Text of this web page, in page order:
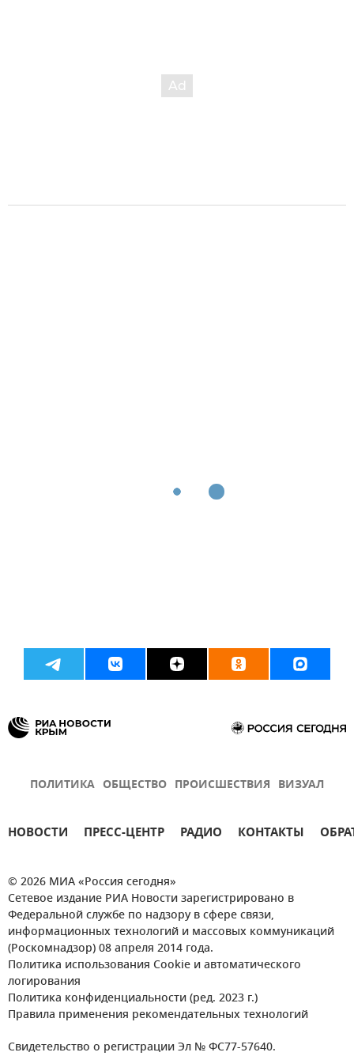
ПОЛИТИКА ОБЩЕСТВО ПРОИСШЕСТВИЯ ВИЗУАЛ
НОВОСТИ ПРЕСС-ЦЕНТР РАДИО КОНТАКТЫ
© 2026 МИА «Россия сегодня»
Сетевое издание РИА Новости зарегистрировано в
Федеральной службе по надзору в сфере связи,
информационных технологий и массовых коммуникаций
(Роскомнадзор) 08 апреля 2014 года.
Политика использования Cookie и автоматического
логирования
Политика конфиденциальности (ред. 2023 г.)
Правила применения рекомендательных технологий
Свидетельство о регистрации Эл № ФС77-57640.